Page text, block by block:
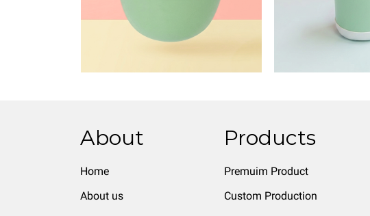
About
Home
About us
Products
Premuim Product
Custom Production